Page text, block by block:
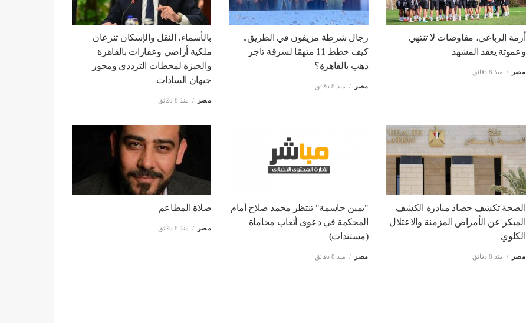
أزمة الرباعي، مفاوضات لا تنتهي
وعموتة يعقد المشهد
مصر منذ 8 دقائق
رجال شرطة مزيفون في الطريق..
كيف خطط 11 متهمًا لسرقة تاجر
ذهب بالقاهرة؟
مصر منذ 8 دقائق
بالأسماء، النقل والإسكان تنزعان
ملكية أراضي وعقارات بالقاهرة
والجيزة لمحطات الترددي ومحور
جيهان السادات
مصر منذ 8 دقائق
الصحة تكشف حصاد مبادرة الكشف
المبكر عن الأمراض المزمنة والاعتلال
الكلوي
مصر منذ 8 دقائق
"يمين حاسمة" تنتظر محمد صلاح أمام
المحكمة في دعوى أتعاب محاماة
(مستندات)
مصر منذ 8 دقائق
صلاة المطاعم
مصر منذ 8 دقائق